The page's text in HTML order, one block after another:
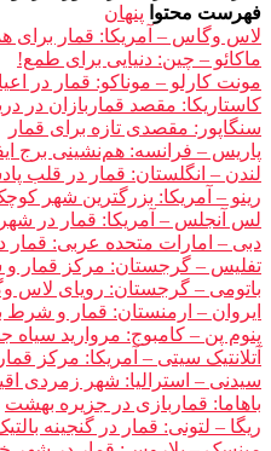
فهرست محتوا پنهان
لاس وگاس – آمریکا: قمار برای
ماکائو – چین: دنیایی برای طمع!
مونت کارلو – موناکو: قمار در
کاستاریکا: مقصد قماربازان در
سنگاپور: مقصدی تازه برای قمار
پاریس – فرانسه: هم‌نشینی برج
لندن – انگلستان: قمار در قلب
رینو – آمریکا: بزرگترین شهر
لس آنجلس – آمریکا: قمار در
دبی – امارات متحده عربی: قمار
تفلیس – گرجستان: مرکز قمار
باتومی – گرجستان: رویای لاس
ایروان – ارمنستان: قمار و شرط
پنوم پن – کامبوج: مروارید
آتلانتیک سیتی – آمریکا: مرکز
سیدنی – استرالیا: شهر زمردی
باهاما: قماربازی در جزیره بهشت
ریگا – لتونی: قمار در گنجینه